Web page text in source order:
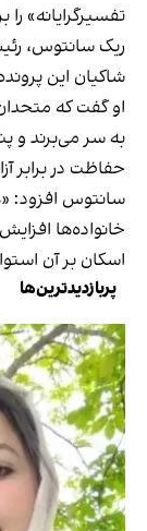
تفسیرگرایانه»
ریک سانتوس،
شاکیان این
او گفت که
به سر می‌برند و
حفاظت در برابر
سانتوس افزود:
خانواده‌ها
اسکان بر آن
پربازدیدترین‌ها